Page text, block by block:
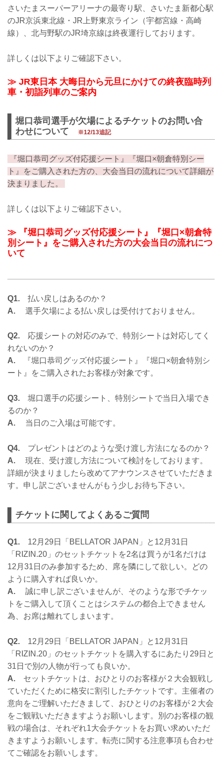
さいたまスーパーアリーナの最寄り駅、さいたま新都心駅
のJR京浜東北線・JR上野東京ライン（宇都宮線・高崎
線）、北与野駅のJR埼京線は終夜運行しております。
詳しくは以下よりご確認下さい。
≫ JR東日本 大晦日から元旦にかけての終夜臨時列
車・初詣列車のご案内
堀口恭司選手が欠場によるチケットのお問い合
わせについて
※12/13追記
『堀口恭司グッズ付応援シート』『堀口×朝倉特別シー
ト』をご購入された方の、大会当日の流れについて詳細が
決まりました。
詳しくは以下よりご確認下さい。
≫ 『堀口恭司グッズ付応援シート』『堀口×朝倉特
別シート』をご購入された方の大会当日の流れにつ
いて
Q1. 払い戻しはあるのか？
A. 選手欠場による払い戻しは受付けておりません。
Q2. 応援シートの対応のみで、特別シートは対応してく
れないのか？
A. 『堀口恭司グッズ付応援シート』『堀口×朝倉特別シ
ート』をご購入されたお客様が対象です。
Q3. 堀口選手の応援シート、特別シートで当日入場でき
るのか？
A. 当日のご入場は可能です。
Q4. プレゼントはどのような受け渡し方法になるのか？
A. 現在、受け渡し方法について検討をしております。
詳細が決まりましたら改めてアナウンスさせていただきま
す。申し訳ございませんがもう少しお待ち下さい。
チケットに関してよくあるご質問
Q1. 12月29日「BELLATOR JAPAN」と12月31日
「RIZIN.20」のセットチケットを2名は買うが1名だけは
12月31日のみ参加するため、席を隣にして欲しい。どの
ように購入すれば良いか。
A. 誠に申し訳ございませんが、そのような形でチケッ
トをご購入して頂くことはシステムの都合上できません
為、お席は離れてしまいます。
Q2. 12月29日「BELLATOR JAPAN」と12月31日
「RIZIN.20」のセットチケットを購入するにあたり29日と
31日で別の人物が行っても良いか。
A. セットチケットは、おひとりのお客様が２大会観戦し
ていただくために格安に割引したチケットです。主催者の
意向をご理解いただきまして、おひとりのお客様が２大会
をご観戦いただきますようお願いします。別のお客様の観
戦の場合は、それぞれ1大会チケットをお買い求めいただ
きますようお願いします。転売に関する注意事項も合わせ
てご確認をお願いします。